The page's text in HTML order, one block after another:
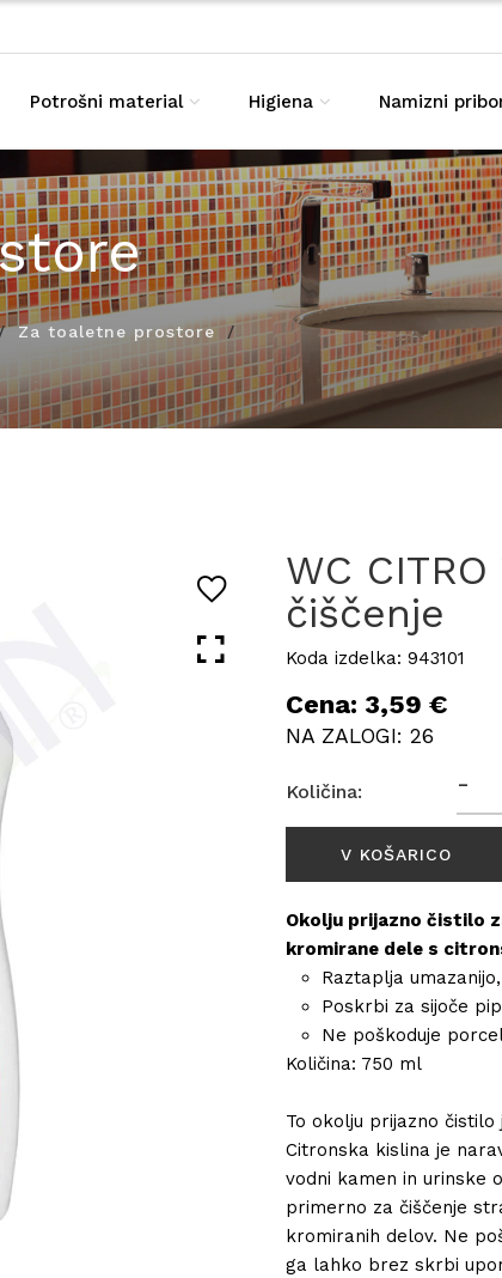
Potrošni material Higiena Namizni
Za toaletne prostore
WC
čiščenje
Koda izdelka: 943101
Cena: 3,59 €
NA ZALOGI: 26
Količina: -
Okolju prijazno čistilo
kromirane dele s
Raztaplja
Poskrbi za sijoče
Ne poškoduje
Količina: 750 ml
To okolju prijazno
Citronska kislina je
vodni kamen in urinske
primerno za čiščenje
kromiranih delov. Ne
ga lahko brez skrbi